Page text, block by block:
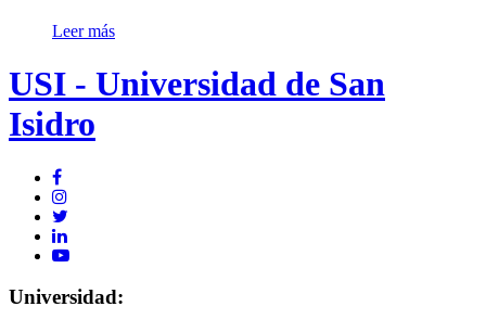
Leer más
USI - Universidad de San
Isidro
Universidad: